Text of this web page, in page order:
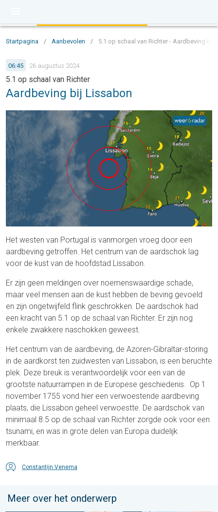
Startpagina / Aanbevolen / 5.1 op schaal van Richter - Aardbeving bij
06:45 26 augustus 2024
5.1 op schaal van Richter
Aardbeving bij Lissabon
Het westen van Portugal is vanmorgen vroeg door een
aardbeving getroffen. Het centrum van de aardschok lag
voor de kust van de hoofdstad Lissabon.
Er zijn geen meldingen over noemenswaardige schade,
maar veel mensen aan de kust hebben de beving gevoeld
en zijn ongetwijfeld flink geschrokken. De aardschok had
een kracht van 5.1 op de schaal van Richter. Er zijn nog
enkele zwakkere naschokken geweest.
Het centrum van de aardbeving, de Azoren-Gibraltar-storing
in de aardkorst ten zuidwesten van Lissabon, is een beruchte
plek. Deze breuk is verantwoordelijk voor een van de
grootste natuurrampen in de Europese geschiedenis. Op 1
november 1755 vond hier een verwoestende aardbeving
plaats, die Lissabon geheel verwoestte. De aardschok van
minimaal 8.5 op de schaal van Richter zorgde ook voor een
tsunami, en was in grote delen van Europa duidelijk
merkbaar.
Constantijn Venema
Meer over het onderwerp